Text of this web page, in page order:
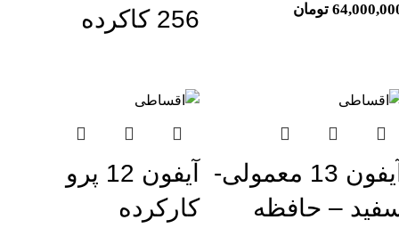
تومان
256 کاکرده
آیفون 13 معمولی-
– حافظه
آیفون 12 پرو
کارکرده